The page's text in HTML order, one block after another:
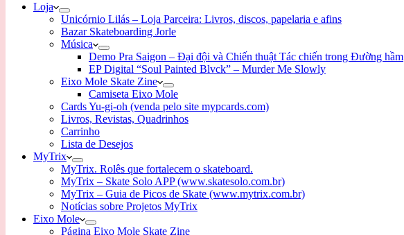
Loja
Unicórnio Lilás – Loja Parceira: Livros, discos, papelaria e afins
Bazar Skateboarding Jorle
Música
Demo Pra Saigon – Đại đội và Chiến thuật Tác chiến trong Đường hầm
EP Digital “Soul Painted Blvck” – Murder Me Slowly
Eixo Mole Skate Zine
Camiseta Eixo Mole
Cards Yu-gi-oh (venda pelo site mypcards.com)
Livros, Revistas, Quadrinhos
Carrinho
Lista de Desejos
MyTrix
MyTrix. Rolês que fortalecem o skateboard.
MyTrix – Skate Solo APP (www.skatesolo.com.br)
MyTrix – Guia de Picos de Skate (www.mytrix.com.br)
Notícias sobre Projetos MyTrix
Eixo Mole
Página Eixo Mole Skate Zine